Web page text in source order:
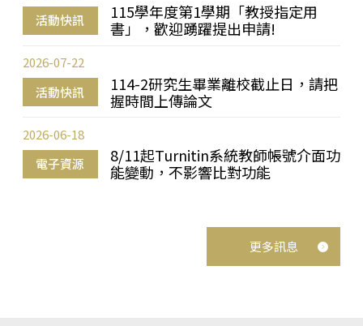
活動快訊
115學年度第1學期「教授指定用
書」，歡迎踴躍提出申請!
活動快訊
114-2研究生畢業離校截止日，請把
握時間上傳論文
2026-07-22
電子資源
8/11起Turnitin系統教師帳號介面功
能變動，不影響比對功能
2026-06-18
更多訊息